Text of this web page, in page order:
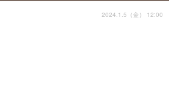
2024.1.5（金） 12:00